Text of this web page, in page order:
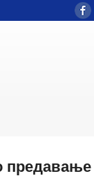
предавање